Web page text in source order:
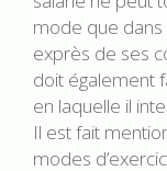
mode que dans
exprès de ses
doit également
en laquelle il
Il est fait
modes